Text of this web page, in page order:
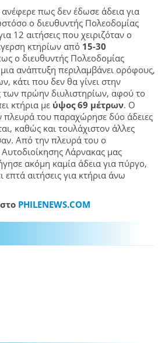
ανέφερε πως δεν έδωσε άδεια για
ο διευθυντής Πολεοδομίας
12 αιτήσεις που χειριζόταν ο
κτηρίων από 15-30
ο διευθυντής Πολεοδομίας
ανάπτυξη περιλαμβάνει ορόφους,
κάτι που δεν θα γίνει στην
των πρώην διυλιστηρίων, αφού το
κτήρια με ύψος 69 μέτρων. Ο
του παραχώρησε δύο άδειες
καθώς και τουλάχιστον άλλες
Από την πλευρά του ο
Λάρνακας μας
ακόμη καμία άδεια για πύργο,
αιτήσεις για κτήρια άνω
PHILENEWS.COM